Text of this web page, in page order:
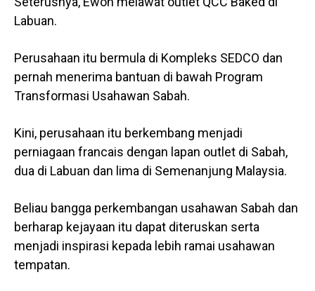
Labuan.
Perusahaan itu bermula di Kompleks SEDCO dan
pernah menerima bantuan di bawah Program
Transformasi Usahawan Sabah.
Kini, perusahaan itu berkembang menjadi
perniagaan francais dengan lapan outlet di Sabah,
dua di Labuan dan lima di Semenanjung Malaysia.
Beliau bangga perkembangan usahawan Sabah dan
berharap kejayaan itu dapat diteruskan serta
menjadi inspirasi kepada lebih ramai usahawan
tempatan.